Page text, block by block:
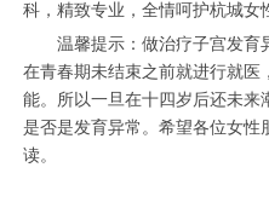
科，精致专业，全情呵护杭城女
温馨提示：做治疗子宫发育
在青春期未结束之前就进行就医
能。所以一旦在十四岁后还未来
是否是发育异常。希望各位女性
读。